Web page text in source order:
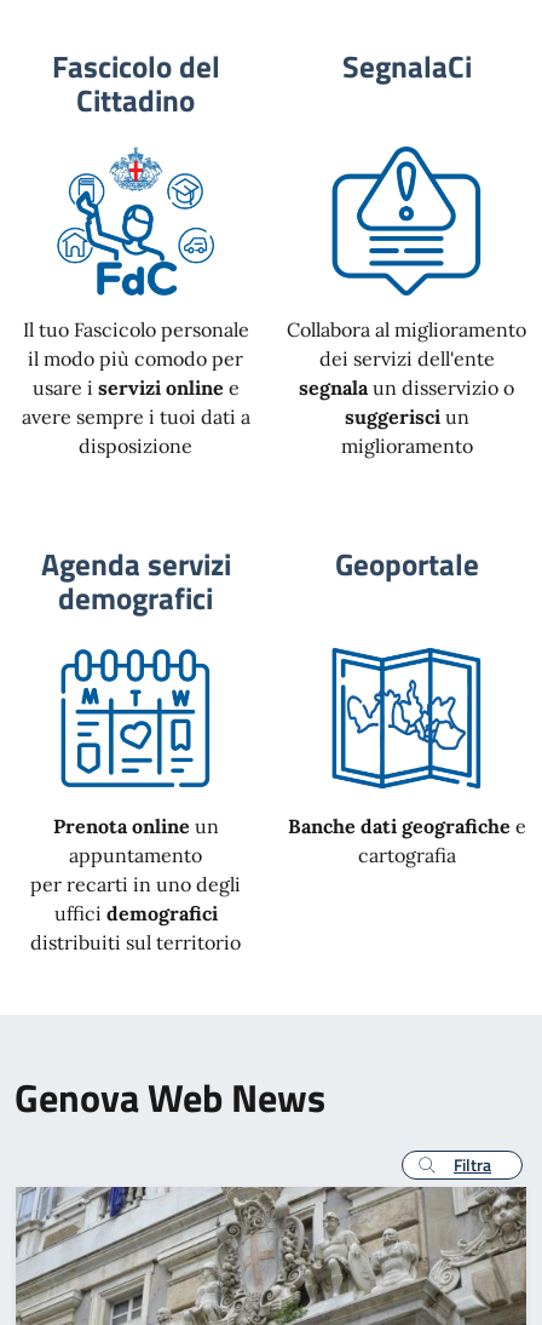
Fascicolo del
Cittadino
Il tuo Fascicolo personale
il modo più comodo per
usare i servizi online e
avere sempre i tuoi dati a
disposizione
SegnalaCi
Collabora al miglioramento
dei servizi dell'ente
segnala un disservizio o
suggerisciun
miglioramento
Agenda servizi
demografici
Prenota online un
appuntamento
per recarti in uno degli
uffici demografici
distribuiti sul territorio
Geoportale
Banche dati geografiche e
cartografia
Genova Web News
Filtra